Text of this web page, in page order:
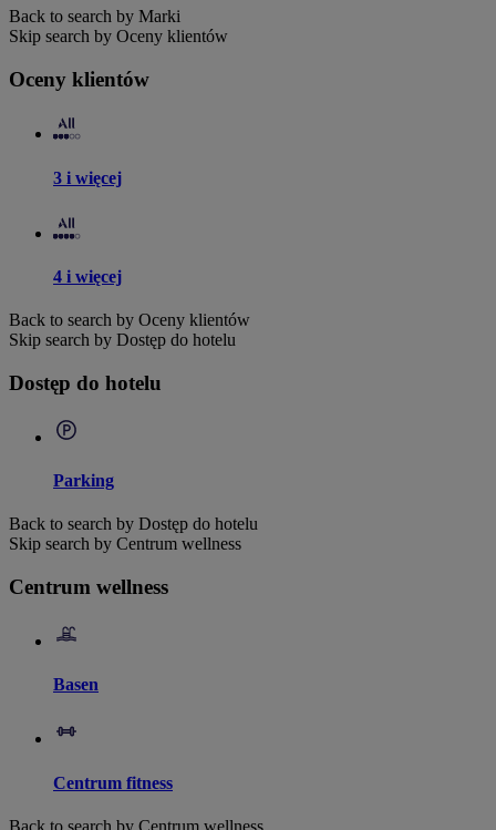
Back to search by Marki
Skip search by Oceny klientów
Oceny klientów
3 i więcej
4 i więcej
Back to search by Oceny klientów
Skip search by Dostęp do hotelu
Dostęp do hotelu
Parking
Back to search by Dostęp do hotelu
Skip search by Centrum wellness
Centrum wellness
Basen
Centrum fitness
Back to search by Centrum wellness